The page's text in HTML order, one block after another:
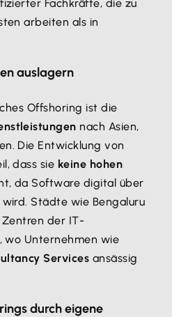
Fachkräfte, die zu
arbeiten als in
auslagern
Offshoring ist die
nach Asien,
Die Entwicklung von
dass sie keine hohen
da Software digital über
Städte wie Bengaluru
Zentren der IT-
wo Unternehmen wie
Services ansässig
durch eigene